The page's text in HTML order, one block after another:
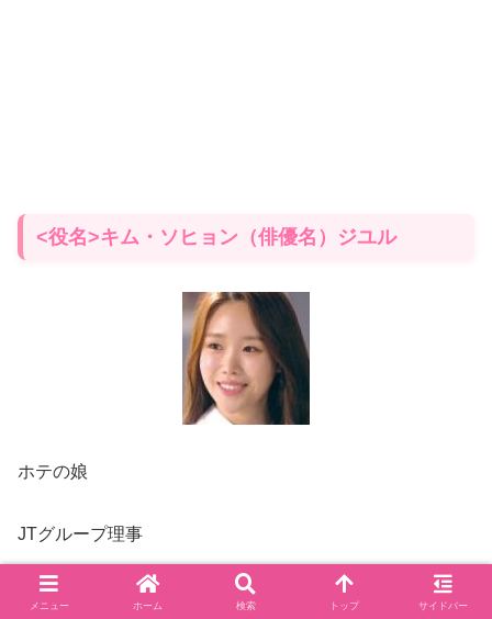
<役名>キム・ソヒョン（俳優名）ジユル
ホテの娘
JTグループ理事
< その他の出演作品
メニュー ホーム 検索 トップ サイドバー